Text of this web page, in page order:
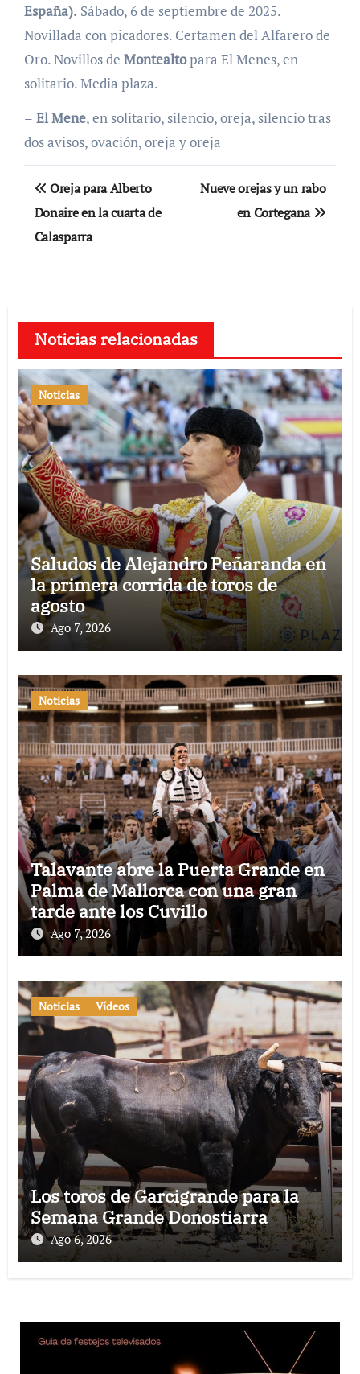
España). Sábado, 6 de septiembre de 2025.
Novillada con picadores. Certamen del Alfarero de
Oro. Novillos de Montealtopara El Menes, en
solitario. Media plaza.
– El Mene, en solitario, silencio, oreja, silencio tras
dos avisos, ovación, oreja y oreja
Navegación
de
entradas
Oreja para Alberto
Donaire en la cuarta de
Calasparra
Nueve orejas y un rabo
en Cortegana
Noticias relacionadas
Noticias
Saludos de Alejandro Peñaranda en
la primera corrida de toros de
agosto
Ago 7, 2026
Noticias
Talavante abre la Puerta Grande en
Palma de Mallorca con una gran
tarde ante los Cuvillo
Ago 7, 2026
Noticias Vídeos
Los toros de Garcigrande para la
Semana Grande Donostiarra
Ago 6, 2026